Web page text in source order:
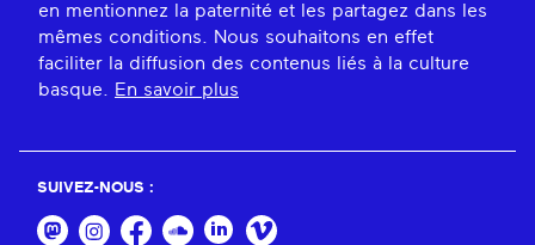
en mentionnez la paternité et les partagez dans les
mêmes conditions. Nous souhaitons en effet
faciliter la diffusion des contenus liés à la culture
basque.
En savoir plus
SUIVEZ-NOUS :